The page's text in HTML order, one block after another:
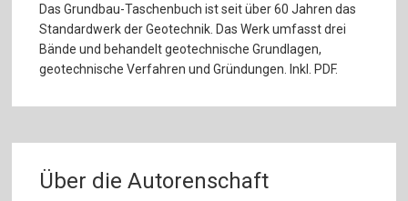
Das Grundbau-Taschenbuch ist seit über 60 Jahren das
Standardwerk der Geotechnik. Das Werk umfasst drei
Bände und behandelt geotechnische Grundlagen,
geotechnische Verfahren und Gründungen. Inkl. PDF.
Über die Autorenschaft